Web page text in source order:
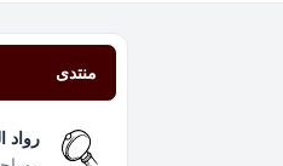
منتدى
رواد